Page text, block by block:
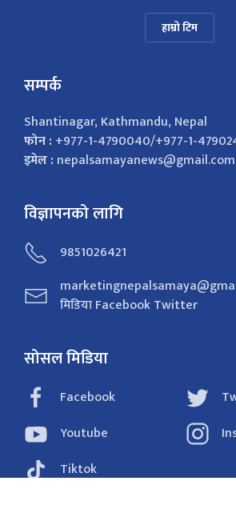
हाम्रो टिम
सम्पर्क
Shantinagar, Kathmandu, Nepal
फोन :+977-1-4790040/+977-1-
इमेल :nepalsamayanews@gmail.com
विज्ञापनको लागि
9851026421
मिडिया Facebook Twitter
सोसल मिडिया
Facebook
Youtube
Tiktok